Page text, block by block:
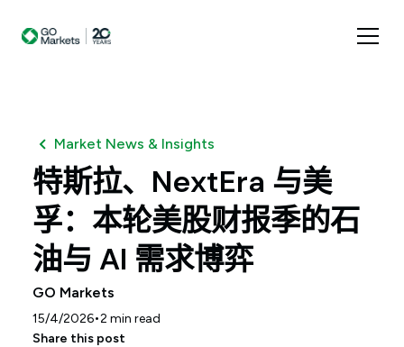
Market News & Insights
特斯拉、NextEra 与美
孚：本轮美股财报季的石
油与 AI 需求博弈
GO Markets
15/4/2026•2 min read
Share this post